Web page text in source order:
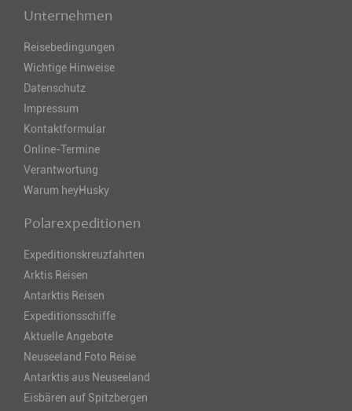
Unternehmen
Reisebedingungen
Wichtige Hinweise
Datenschutz
Impressum
Kontaktformular
Online-Termine
Verantwortung
Warum heyHusky
Polarexpeditionen
Expeditionskreuzfahrten
Arktis Reisen
Antarktis Reisen
Expeditionsschiffe
Aktuelle Angebote
Neuseeland Foto Reise
Antarktis aus Neuseeland
Eisbären auf Spitzbergen